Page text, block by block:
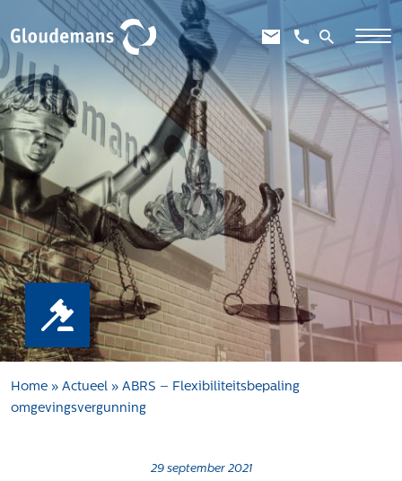
Expertises
Gebiedsontwikkeling
Gebiedseconomie
Grondstrategie en -verwerving
Taxaties overheid
Taxaties zakelijk
Schadevergoedingsrecht
Rentmeesterij
Transities
Projecten
Home » Actueel » ABRS – Flexibiliteitsbepaling
omgevingsvergunning
29 september 2021